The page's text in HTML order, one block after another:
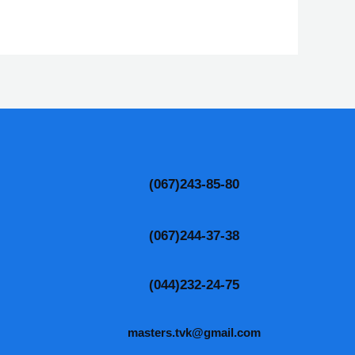
(067)243-85-80
(067)244-37-38
(044)232-24-75
masters.tvk@gmail.com